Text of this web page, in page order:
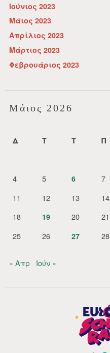
Ιούνιος 2023
Μάιος 2023
Απρίλιος 2023
Μάρτιος 2023
Φεβρουάριος 2023
Μάιος 2026
Δ Τ Τ Π
4
5 6 7
11
12 13 14
18
19 20 21
25
26 27 28
« Απρ Ιούν »